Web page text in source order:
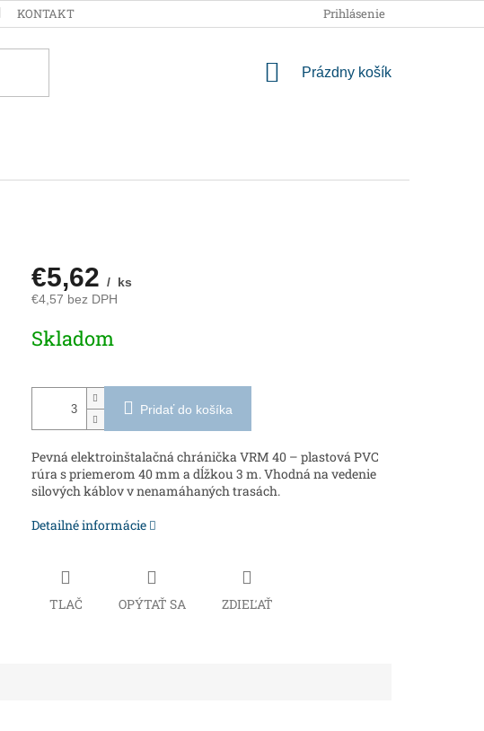
KONTAKT PODMIENKY OCHRANY
Prihlásenie
NÁKUPNÝ
Prázdny košík
€5,62 / ks
€4,57 bez DPH
cena:
Skladom
Pridať do košíka
Pevná elektroinštalačná chránička VRM 40 – plastová PVC
rúra s priemerom 40 mm a dĺžkou 3 m. Vhodná na vedenie
silových káblov v nenamáhaných trasách.
Detailné informácie
TLAČ OPÝTAŤ SA ZDIEĽAŤ